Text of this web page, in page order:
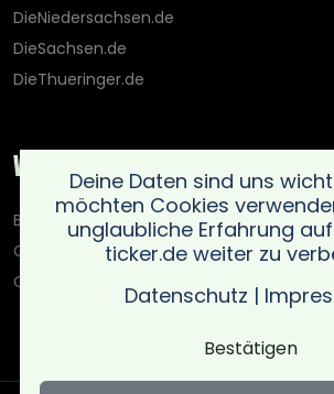
DieNiedersachsen.de
DieSachsen.de
DieThueringer.de
Weitere Portale
Blaulicht-Ticker.de
Oberlausitz.holiday
OnlinedatingKompass.de
Deine Daten sind uns
möchten Cookies
unglaubliche Erfahrung
ticker.de weiter zu
Datenschutz |
Bestätigen